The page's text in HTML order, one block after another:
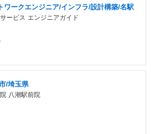
ワークエンジニア/インフラ/設計構築/名駅
ービス エンジニアガイド
/埼玉県
八潮駅前院